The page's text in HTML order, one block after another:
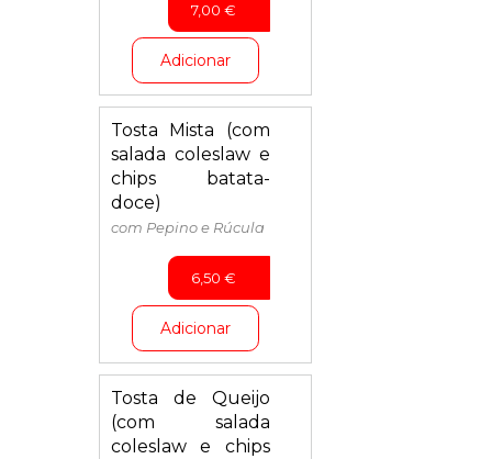
7,00 €
Adicionar
Tosta Mista (com
salada coleslaw e
chips batata-
doce)
com Pepino e Rúcula
6,50 €
Adicionar
Tosta de Queijo
(com salada
coleslaw e chips